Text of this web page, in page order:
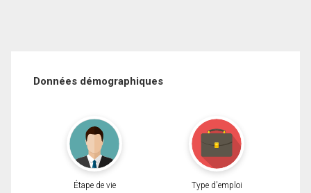
Données démographiques
Étape de vie Type d'emploi